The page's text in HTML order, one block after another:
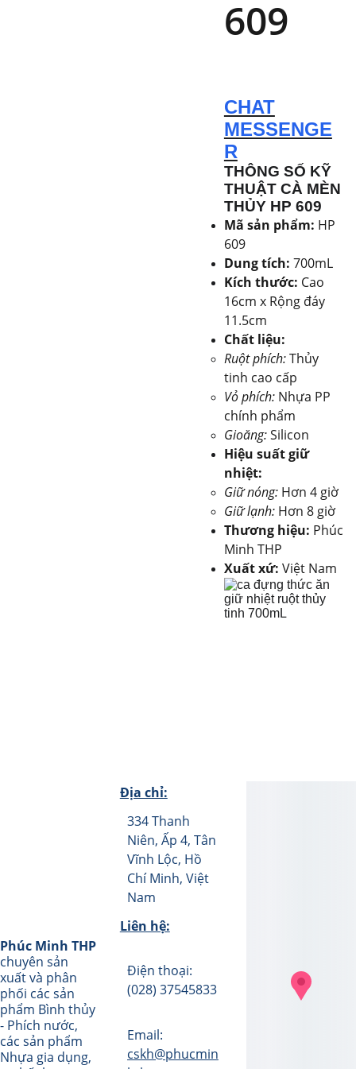
609
CHAT
MESSENGE
R
THÔNG SỐ KỸ
THUẬT CÀ MÈN
THỦY HP 609
Mã sản phẩm: HP
609
Dung tích: 700mL
Kích thước: Cao
16cm x Rộng đáy
11.5cm
Chất liệu:
Ruột phích:Thủy
tinh cao cấp
Vỏ phích:Nhựa PP
chính phẩm
Gioăng:Silicon
Hiệu suất giữ
nhiệt:
Giữ nóng:Hơn 4 giờ
Giữ lạnh:Hơn 8 giờ
Thương hiệu: Phúc
Minh THP
Xuất xứ: Việt Nam
Phúc Minh THP
chuyên sản
xuất và phân
phối các sản
phẩm Bình thủy
- Phích nước,
các sản phẩm
Nhựa gia dụng,
334 Thanh
Niên, Ấp 4, Tân
Vĩnh Lộc, Hồ
Chí Minh, Việt
Nam
Địa chỉ:
Liên hệ:
Điện thoại:
(028) 37545833
Email:
cskh@phucmin